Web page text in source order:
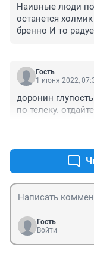
Наивные люди
останется
бренно И то
Гость
1 июня 2022,
доронин
по телеку.
Гость
Войти